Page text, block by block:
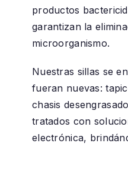
productos
garantizan la
microorganismo.
Nuestras sillas se
fueran nuevas:
chasis
tratados con
electrónica,